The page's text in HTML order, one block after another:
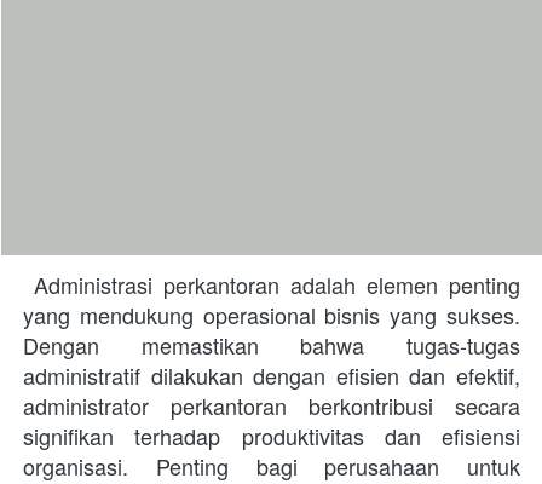
yang mendukung operasional bisnis yang sukses.
Dengan memastikan bahwa tugas-tugas
administratif dilakukan dengan efisien dan efektif,
administrator perkantoran berkontribusi secara
signifikan terhadap produktivitas dan efisiensi
organisasi. Penting bagi perusahaan untuk